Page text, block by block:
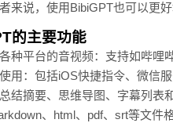
来说，使用BibiGPT也可以更
的主要功能
种平台的音视频：支持如哔哩
用：包括iOS快捷指令、微信
结摘要、思维导图、字幕列表
、html、pdf、srt等文件